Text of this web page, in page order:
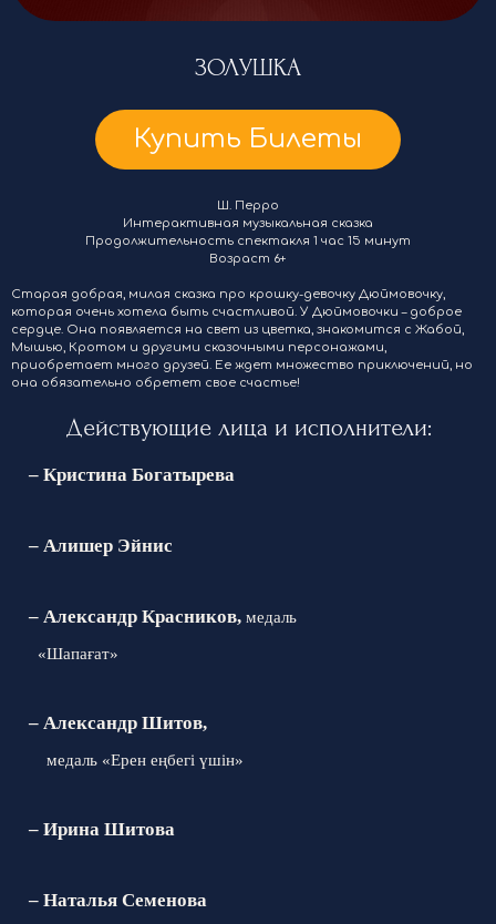
ЗОЛУШКА
Купить Билеты
Ш. Перро
Интерактивная музыкальная сказка
Продолжительность спектакля 1 час 15 минут
Возраст 6+
Старая добрая, милая сказка про крошку-девочку Дюймовочку,
которая очень хотела быть счастливой. У Дюймовочки – доброе
сердце. Она появляется на свет из цветка, знакомится с Жабой,
Мышью, Кротом и другими сказочными персонажами,
приобретает много друзей. Ее ждет множество приключений, но
она обязательно обретет свое счастье!
Действующие лица и исполнители:
– Кристина Богатырева
– Алишер Эйнис
– Александр Красников, медаль
«Шапағат»
– Александр Шитов,
медаль «Ерен еңбегі үшін»
– Ирина Шитова
– Наталья Семенова